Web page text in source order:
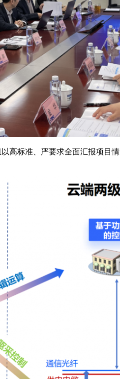
高标准、严要求全面汇报项